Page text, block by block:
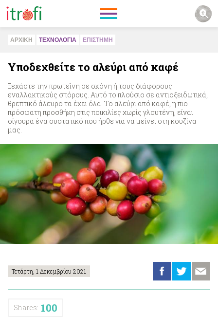
ΑΡΧΙΚΗ ΤΕΧΝΟΛΟΓΙΑ ΕΠΙΣΤΗΜΗ
Υποδεχθείτε το αλεύρι από καφέ
Ξεχάστε την πρωτεΐνη σε σκόνη ή τους διάφορους
εναλλακτικούς σπόρους. Αυτό το πλούσιο σε αντιοξειδωτικά,
θρεπτικό άλευρο τα έχει όλα. Το αλεύρι από καφέ, η πιο
πρόσφατη προσθήκη στις ποικιλίες χωρίς γλουτένη, είναι
σίγουρα ένα συστατικό που ήρθε για να μείνει στη κουζίνα
μας.
Τετάρτη, 1 Δεκεμβρίου 2021
Shares: 100